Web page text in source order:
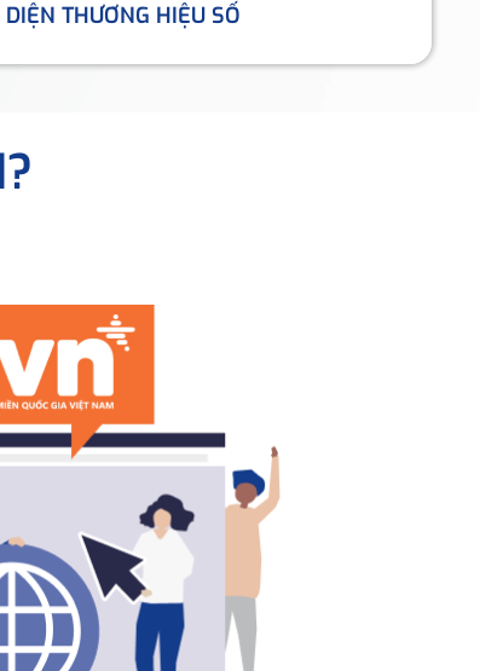
THƯƠNG HIỆU SỐ